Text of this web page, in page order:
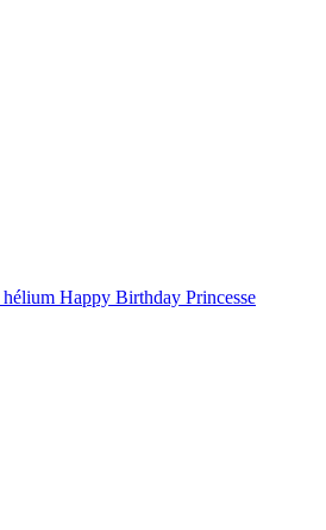
Happy Birthday Princesse